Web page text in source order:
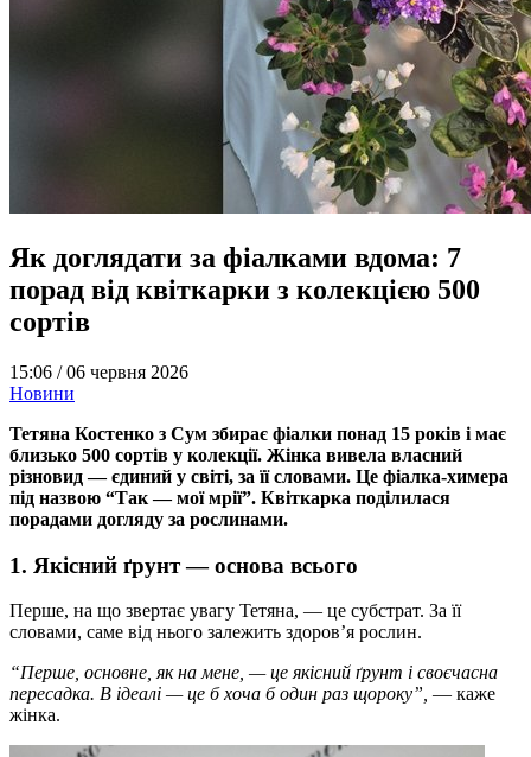
Як доглядати за фіалками вдома: 7
порад від квіткарки з колекцією 500
сортів
15:06 /06 червня 2026
Новини
Тетяна Костенко з Сум збирає фіалки понад 15 років і має
близько 500 сортів у колекції. Жінка вивела власний
різновид — єдиний у світі, за її словами. Це фіалка-химера
під назвою “Так — мої мрії”. Квіткарка поділилася
порадами догляду за рослинами.
1. Якісний ґрунт — основа всього
Перше, на що звертає увагу Тетяна, — це субстрат. За її
словами, саме від нього залежить здоров’я рослин.
“Перше, основне, як на мене, — це якісний ґрунт і своєчасна
пересадка. В ідеалі — це б хоча б один раз щороку”, — каже
жінка.